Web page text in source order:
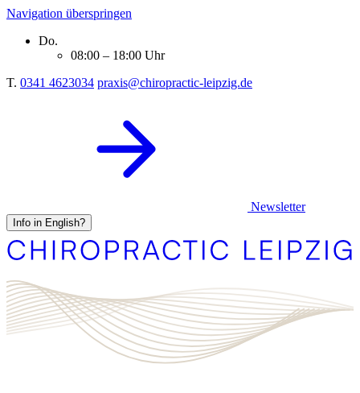
Navigation überspringen
Do.
08:00 – 18:00 Uhr
T. 0341 4623034 praxis@chiropractic-leipzig.de
Newsletter
Info in English?